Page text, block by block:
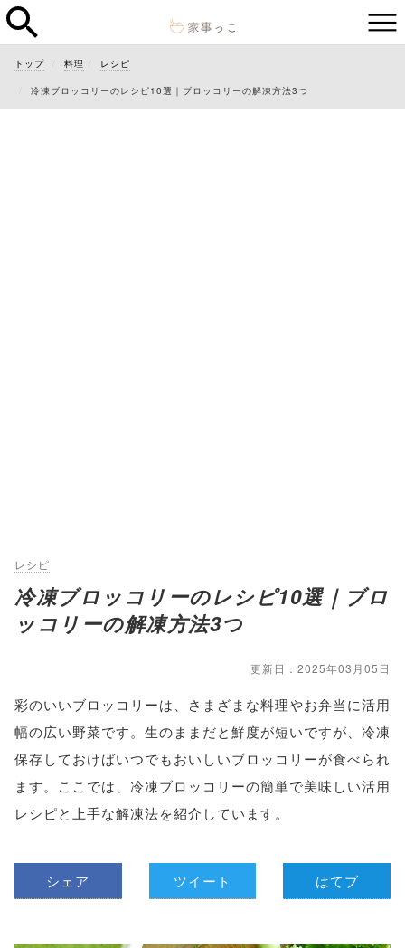
トップ 料理 レシピ
冷凍ブロッコリーのレシピ10選｜ブロッコリーの解凍方法3つ
レシピ
冷凍ブロッコリーのレシピ10選｜ブロ
ッコリーの解凍方法3つ
更新日：2025年03月05日
彩のいいブロッコリーは、さまざまな料理やお弁当に活用
幅の広い野菜です。生のままだと鮮度が短いですが、冷凍
保存しておけばいつでもおいしいブロッコリーが食べられ
ます。ここでは、冷凍ブロッコリーの簡単で美味しい活用
レシピと上手な解凍法を紹介しています。
シェア ツイート はてブ